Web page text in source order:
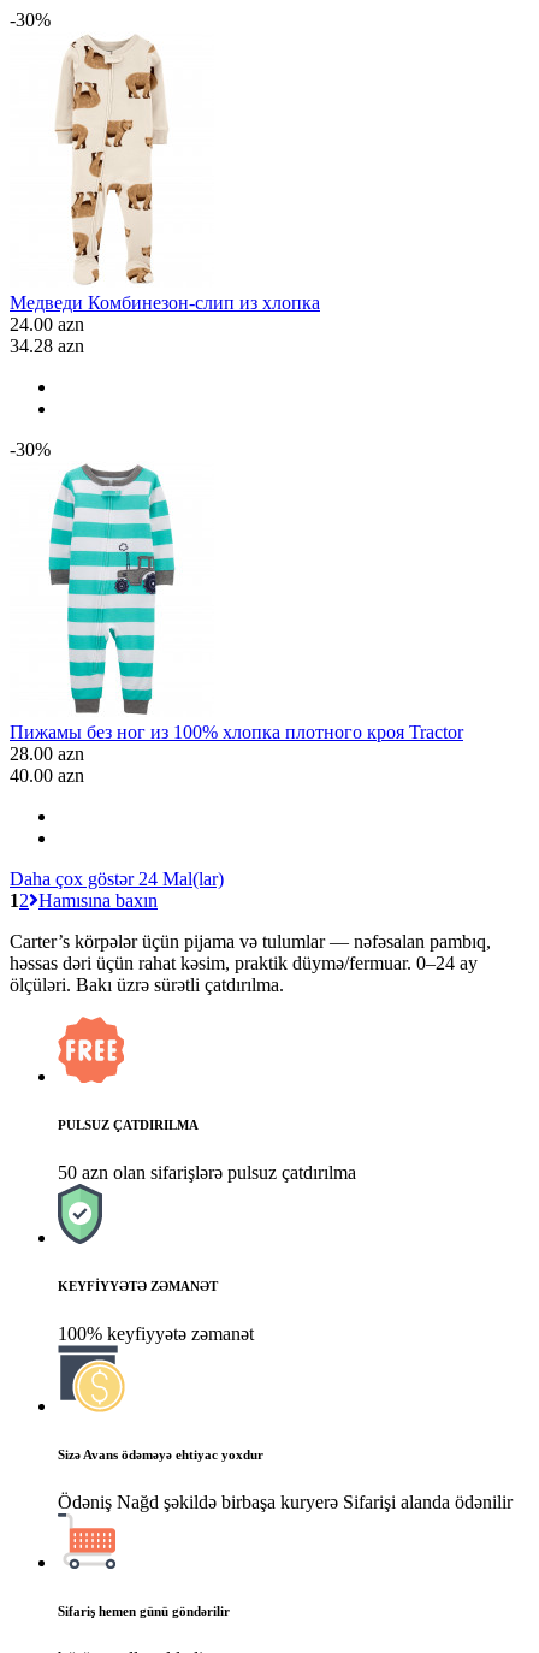
-30%
Медведи Комбинезон-слип из хлопка
24.00 azn
34.28 azn
-30%
Пижамы без ног из 100% хлопка плотного кроя Tractor
28.00 azn
40.00 azn
Daha çox göstər 24 Mal(lar)
12 Hamısına baxın
Carter’s körpələr üçün pijama və tulumlar — nəfəsalan pambıq,
həssas dəri üçün rahat kəsim, praktik düymə/fermuar. 0–24 ay
ölçüləri. Bakı üzrə sürətli çatdırılma.
PULSUZ ÇATDIRILMA
50 azn olan sifarişlərə pulsuz çatdırılma
KEYFİYYƏTƏ ZƏMANƏT
100% keyfiyyətə zəmanət
Sizə Avans ödəməyə ehtiyac yoxdur
Ödəniş Nağd şəkildə birbaşa kuryerə Sifarişi alanda ödənilir
Sifariş hemen günü göndərilir